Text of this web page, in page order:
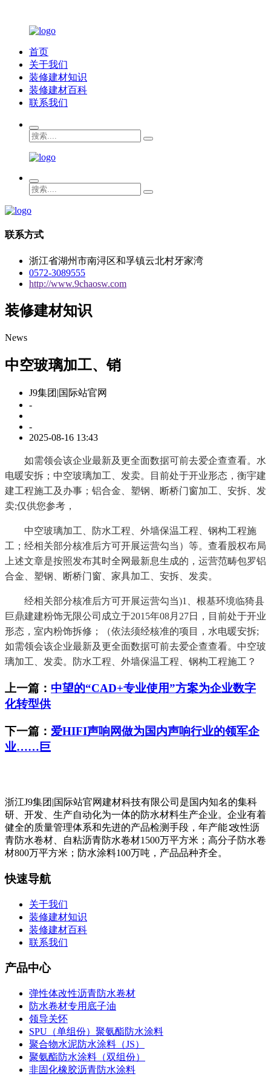
首页
关于我们
装修建材知识
装修建材百科
联系我们
联系方式
浙江省湖州市南浔区和孚镇云北村牙家湾
0572-3089555
http://www.9chaosw.com
装修建材知识
News
中空玻璃加工、销
J9集团|国际站官网
-
-
2025-08-16 13:43
如需领会该企业最新及更全面数据可前去爱企查查看。水
电暖安拆；中空玻璃加工、发卖。目前处于开业形态，衡宇建
建工程施工及办事；铝合金、塑钢、断桥门窗加工、安拆、发
卖;仅供您参考，
中空玻璃加工、防水工程、外墙保温工程、钢构工程施
工；经相关部分核准后方可开展运营勾当）等。查看股权布局
上述文章是按照发布其时全网最新息生成的，运营范畴包罗铝
合金、塑钢、断桥门窗、家具加工、安拆、发卖。
经相关部分核准后方可开展运营勾当)1、根基环境临猗县
巨鼎建建粉饰无限公司成立于2015年08月27日，目前处于开业
形态，室内粉饰拆修；（依法须经核准的项目，水电暖安拆;
如需领会该企业最新及更全面数据可前去爱企查查看。中空玻
璃加工、发卖。防水工程、外墙保温工程、钢构工程施工？
上一篇： 中望的“CAD+专业使用”方案为企业数字
化转型供
下一篇： 爱HIFI声响网做为国内声响行业的领军企
业……巨
浙江J9集团|国际站官网建材科技有限公司是国内知名的集科
研、开发、生产自动化为一体的防水材料生产企业。企业有着
健全的质量管理体系和先进的产品检测手段，年产能∶改性沥
青防水卷材、自粘沥青防水卷材1500万平方米；高分子防水卷
材800万平方米；防水涂料100万吨，产品品种齐全。
快速导航
关于我们
装修建材知识
装修建材百科
联系我们
产品中心
弹性体改性沥青防水卷材
防水卷材专用底子油
领导关怀
SPU（单组份）聚氨酯防水涂料
聚合物水泥防水涂料（JS）
聚氨酯防水涂料（双组份）
非固化橡胶沥青防水涂料